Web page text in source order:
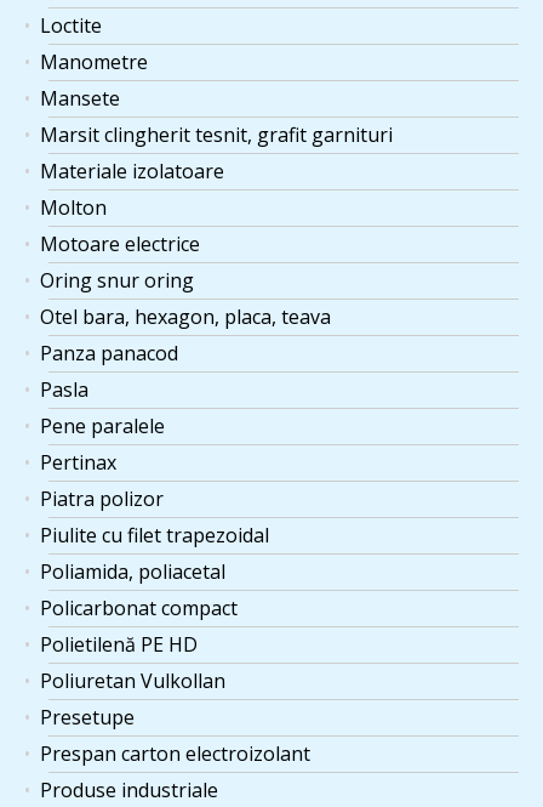
Loctite
Manometre
Mansete
Marsit clingherit tesnit, grafit garnituri
Materiale izolatoare
Molton
Motoare electrice
Oring snur oring
Otel bara, hexagon, placa, teava
Panza panacod
Pasla
Pene paralele
Pertinax
Piatra polizor
Piulite cu filet trapezoidal
Poliamida, poliacetal
Policarbonat compact
Polietilenă PE HD
Poliuretan Vulkollan
Presetupe
Prespan carton electroizolant
Produse industriale